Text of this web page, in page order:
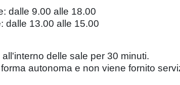
dalle 9.00 alle 18.00
dalle 13.00 alle 15.00
delle sale per 30 minuti.
autonoma e non viene fornito